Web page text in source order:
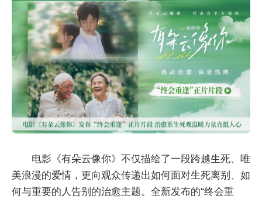
电影《有朵云像你》不仅描绘了一段跨越生死、唯
美浪漫的爱情，更向观众传递出如何面对生死离别、如
何与重要的人告别的治愈主题。全新发布的“终会重